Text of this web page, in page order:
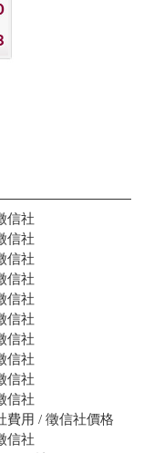
信社
信社
信社
信社
信社
信社
信社
信社
信社
信社
費用 / 徵信社價格
信社